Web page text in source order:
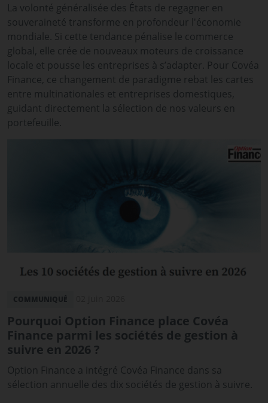
La volonté généralisée des États de regagner en
souveraineté transforme en profondeur l'économie
mondiale. Si cette tendance pénalise le commerce
global, elle crée de nouveaux moteurs de croissance
locale et pousse les entreprises à s’adapter. Pour Covéa
Finance, ce changement de paradigme rebat les cartes
entre multinationales et entreprises domestiques,
guidant directement la sélection de nos valeurs en
portefeuille.
COMMUNIQUÉ
Pourquoi Option Finance place Covéa
Finance parmi les sociétés de gestion à
suivre en 2026 ?
Option Finance a intégré Covéa Finance dans sa
sélection annuelle des dix sociétés de gestion à suivre.